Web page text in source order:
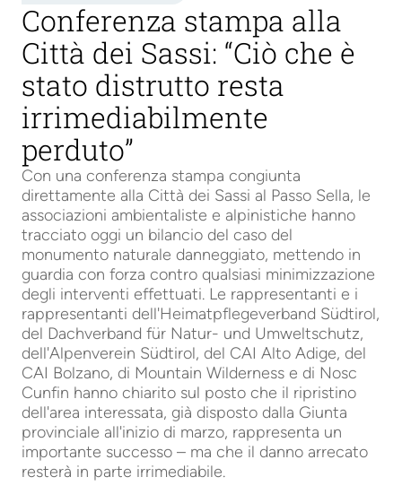
Conferenza stampa alla
Città dei Sassi: “Ciò che è
stato distrutto resta
irrimediabilmente
perduto”
Con una conferenza stampa congiunta
direttamente alla Città dei Sassi al Passo Sella, le
associazioni ambientaliste e alpinistiche hanno
tracciato oggi un bilancio del caso del
monumento naturale danneggiato, mettendo in
guardia con forza contro qualsiasi minimizzazione
degli interventi effettuati. Le rappresentanti e i
rappresentanti dell'Heimatpflegeverband Südtirol,
del Dachverband für Natur- und Umweltschutz,
dell'Alpenverein Südtirol, del CAI Alto Adige, del
CAI Bolzano, di Mountain Wilderness e di Nosc
Cunfin hanno chiarito sul posto che il ripristino
dell'area interessata, già disposto dalla Giunta
provinciale all'inizio di marzo, rappresenta un
importante successo – ma che il danno arrecato
resterà in parte irrimediabile.